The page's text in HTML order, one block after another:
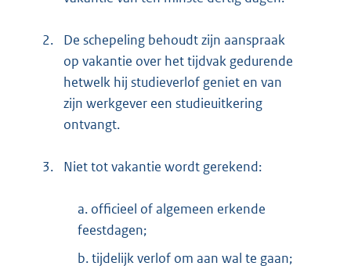
2.
De schepeling behoudt zijn aanspraak
op vakantie over het tijdvak gedurende
hetwelk hij studieverlof geniet en van
zijn werkgever een studieuitkering
ontvangt.
3. Niet tot vakantie wordt gerekend:
a. officieel of algemeen erkende
feestdagen;
b. tijdelijk verlof om aan wal te gaan;